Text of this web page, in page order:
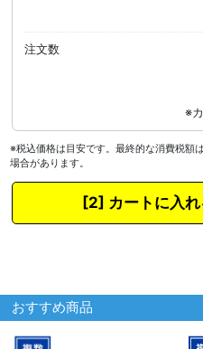
注文数
※税込価格は目安です。最終的な消費税額
場合があります。
カートに入れ
おすすめ商品